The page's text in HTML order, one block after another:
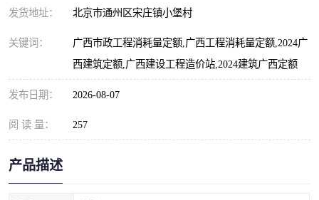
发货地址： 北京市通州区宋庄镇小堡村
关键词：
广西市政工程消耗量定额,广西工程消耗量定额,2024广
西建筑定额,广西建设工程造价站,2024建筑广西定额
发布日期： 2026-08-07
阅 读 量： 257
产品描述
煤炭建设工程预算定额 钢铁检修工程预算定额
黄金矿山工程预算定额 冶金工业矿山建设工程预
算定额2
冶金工业建设工程预算定
额
人防工程预算定额
电子工程概预算定额
疏浚工程预算定额